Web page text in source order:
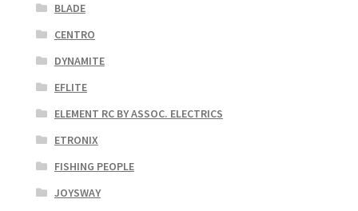
BLADE
CENTRO
DYNAMITE
EFLITE
ELEMENT RC BY ASSOC. ELECTRICS
ETRONIX
FISHING PEOPLE
JOYSWAY